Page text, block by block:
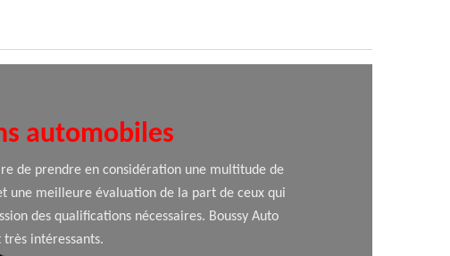
automobiles
de prendre en considération une multitude de
une meilleure évaluation de la part de ceux qui
des qualifications nécessaires. Boussy Auto
intéressants.